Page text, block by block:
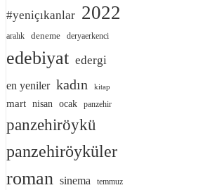
#yeniçıkanlar 2022
aralık deneme deryaerkenci
edebiyat edergi
en yeniler kadın kitap
mart nisan ocak panzehir
panzehiröykü
panzehiröyküler
roman sinema temmuz